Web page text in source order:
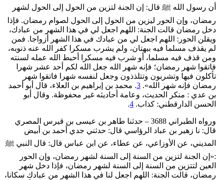
أن رسول الله ﷺ قال: إن الجنة لتزين من الحول إلى الحول لشهر
رمضان، وإن الحور ليزين من الحول إلى الحول لصوام رمضان. فإذا
دخل رمضان قالت الجنة: اللهم اجعل لي في هذا الشهر من عبادك،
ويقلن الحور: اللهم اجعل لي من عبادك في هذا الشهر أزواجا. فمن
لم يقذف مسلما فيه ببهتان، ولم يشرب مسكرا كفر الله عنه ذنوبه،
ومن قذف فيه مسلما، أو شرب فيه مسكرا أحبط الله عمله لسنته
فاتقوا ‌شهر ‌رمضان؛ فإنه شهر الله جعل الله لكم أحد عشر شهرا
تأكلون فيها وتشربون وتتلذذون وجعل لنفسه شهرا ‌فاتقوا ‌شهر
‌رمضان فإنه شهر الله». 3. محمد بن إبراهيم بن العلاء، قال أبو أحمد
بن عدي : منكر الحديث، وعامة أحاديثه غير محفوظة. وقال أبو
الحسن الدارقطني: كذاب. 4
.
ورواه الطبراني 3688 – حدثنا طاهر بن عيسى بن قيرس المصري
قال: نا زهير بن عباد الرؤاسي قال: حدثني جدي أحمد بن أبيض
المديني، عن الأوزاعي، عن عطاء، عن ابن عباس قال: قال النبي ﷺ
:«إن الجنة لتزين من السنة إلى السنة لشهر رمضان، وإن الحور
العين لتتزين من السنة إلى السنة لشهر رمضان، فإذا دخل شهر
رمضان، قالت الجنة: اللهم اجعل لنا في هذا الشهر من عبادك سكانا،